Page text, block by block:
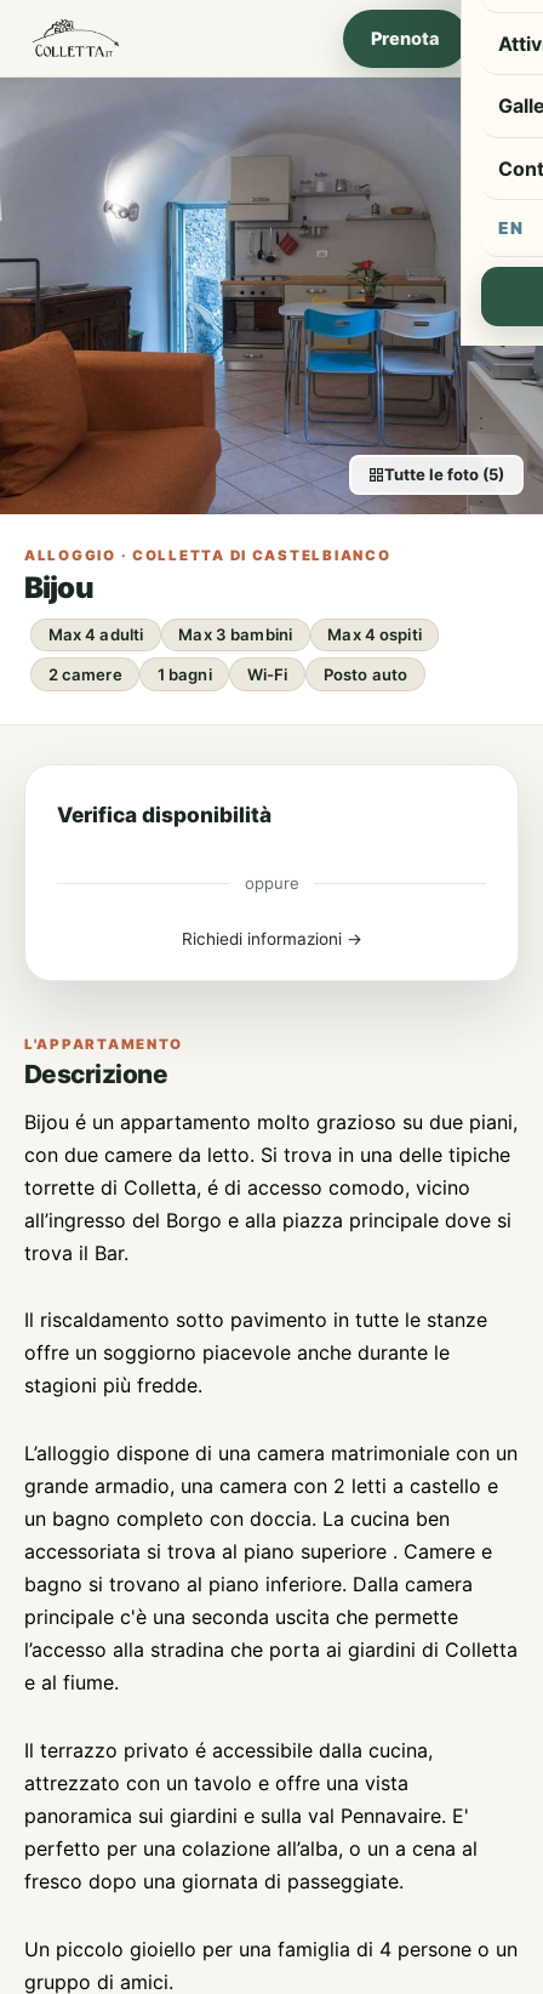
EN
Prenota
Tutte le foto (5)
ALLOGGIO · COLLETTA DI CASTELBIANCO
Bijou
Max 4 adulti Max 3 bambini Max 4 ospiti
2 camere 1 bagni Wi-Fi Posto auto
L'APPARTAMENTO
Descrizione
Bijou é un appartamento molto grazioso su due piani,
con due camere da letto. Si trova in una delle tipiche
torrette di Colletta, é di accesso comodo, vicino
all’ingresso del Borgo e alla piazza principale dove si
trova il Bar.
Il riscaldamento sotto pavimento in tutte le stanze
offre un soggiorno piacevole anche durante le
stagioni più fredde.
L’alloggio dispone di una camera matrimoniale con un
grande armadio, una camera con 2 letti a castello e
un bagno completo con doccia. La cucina ben
accessoriata si trova al piano superiore . Camere e
bagno si trovano al piano inferiore. Dalla camera
principale c'è una seconda uscita che permette
l’accesso alla stradina che porta ai giardini di Colletta
e al fiume.
Il terrazzo privato é accessibile dalla cucina,
attrezzato con un tavolo e offre una vista
panoramica sui giardini e sulla val Pennavaire. E'
perfetto per una colazione all’alba, o un a cena al
fresco dopo una giornata di passeggiate.
Un piccolo gioiello per una famiglia di 4 persone o un
gruppo di amici.
Verifica disponibilità
oppure
Richiedi informazioni →